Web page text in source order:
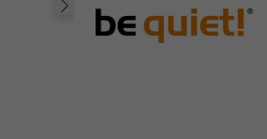
Następny